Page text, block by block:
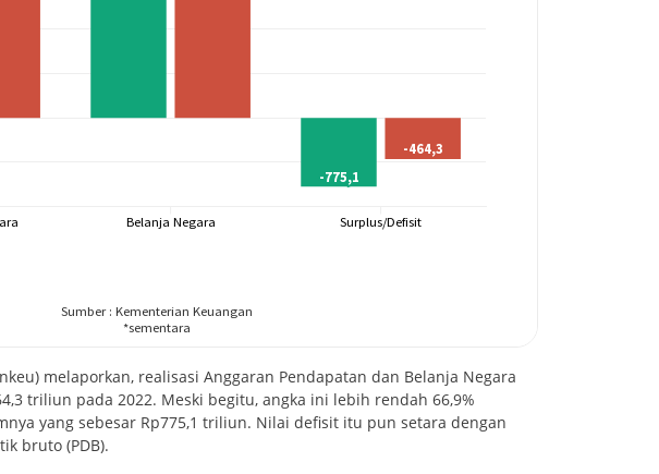
melaporkan, realisasi Anggaran Pendapatan dan Belanja Negara
triliun pada 2022. Meski begitu, angka ini lebih rendah 66,9%
yang sebesar Rp775,1 triliun. Nilai defisit itu pun setara dengan
bruto (PDB).